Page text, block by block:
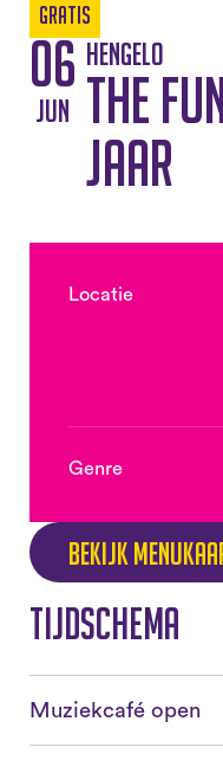
Gratis
06
jun
Hengelo
The
jaar
Locatie
Genre
Bekijk
Tijdschema
Muziekcafé open